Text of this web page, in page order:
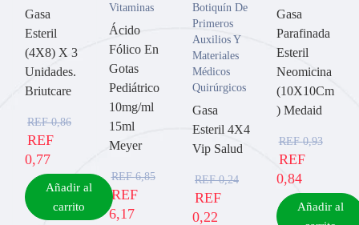
Gasa
Esteril
(4X8) X 3
Unidades.
Briutcare
REF0,86
REF
0,77
Añadir al
carrito
Vitaminas
Ácido
Fólico En
Gotas
Pediátrico
10mg/ml
15ml
Meyer
REF6,85
REF
6,17
Botiquín De
Primeros
Auxilios Y
Materiales
Médicos
Quirúrgicos
Gasa
Esteril 4X4
Vip Salud
REF0,24
REF
0,22
Gasa
Parafinada
Esteril
Neomicina
(10X10Cm
) Medaid
REF0,93
REF
0,84
Añadir al